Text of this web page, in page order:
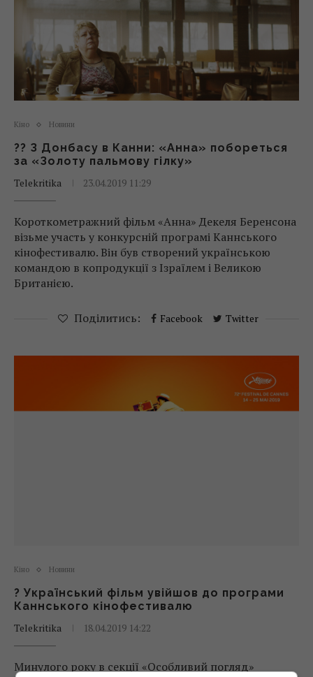
Кіно Новини
?? З Донбасу в Канни: «Анна» побореться
за «Золоту пальмову гілку»
Telekritika
23.04.2019 11:29
Короткометражний фільм «Анна» Декеля Беренсона
візьме участь у конкурсній програмі Каннського
кінофестивалю. Він був створений українською
командою в копродукції з Ізраїлем і Великою
Британією.
Поділитись: Facebook Twitter
Кіно Новини
? Український фільм увійшов до програми
Каннського кінофестивалю
Telekritika
18.04.2019 14:22
Минулого року в секції «Особливий погляд»